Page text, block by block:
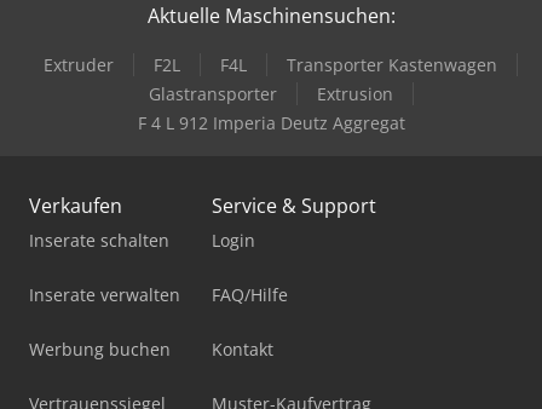
Aktuelle Maschinensuchen:
Extruder F2L F4L
Transporter Kastenwagen
Glastransporter
Extrusion
F 4 L 912 Imperia Deutz Aggregat
Verkaufen
Inserate schalten
Inserate verwalten
Werbung buchen
Vertrauenssiegel
Service & Support
Login
FAQ/Hilfe
Kontakt
Muster-Kaufvertrag